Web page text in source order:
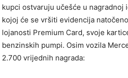
kupci ostvaruju učešće u
kojoj će se vršiti evidencija
lojanosti Premium Card, svoje
benzinskih pumpi. Osim vozila
2.700 vrijednih nagrada: